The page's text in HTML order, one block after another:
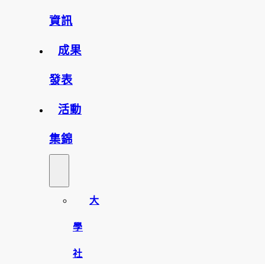
資訊
成果
發表
活動
集錦
大
學
社